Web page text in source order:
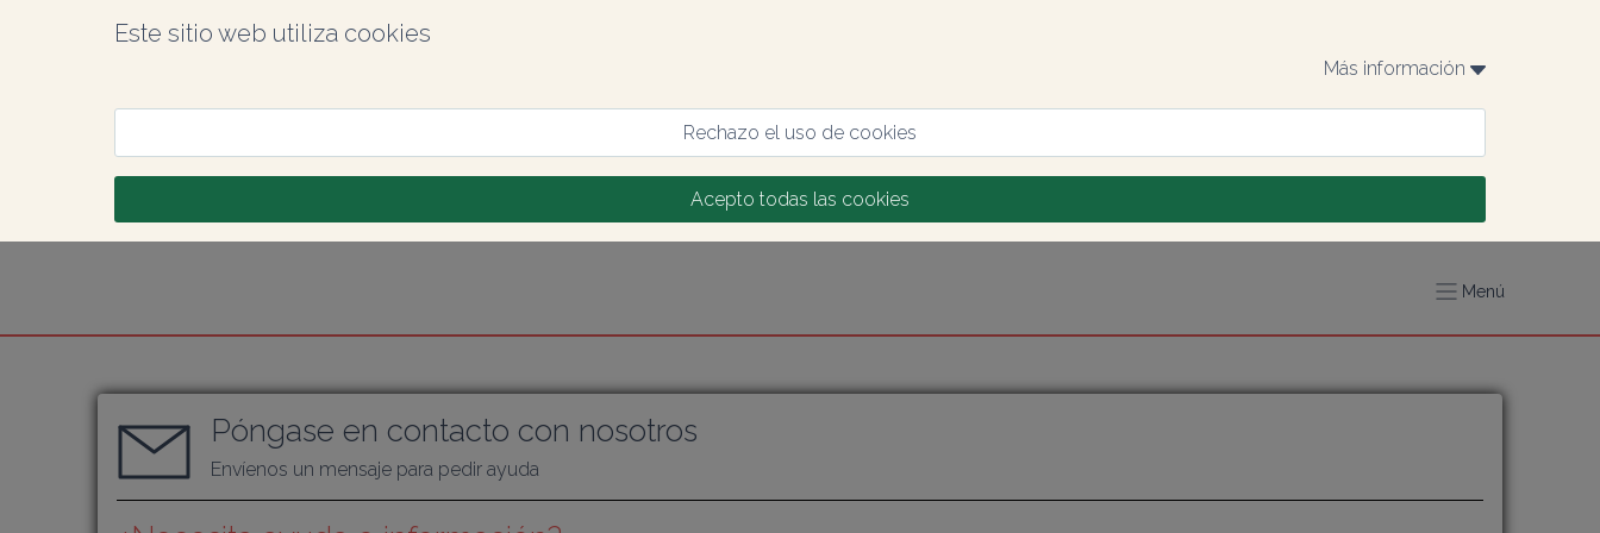
Este sitio web utiliza cookies
Más información
Rechazo el uso de cookies
Acepto todas las cookies
Menú
Póngase en contacto con nosotros
Envíenos un mensaje para pedir ayuda